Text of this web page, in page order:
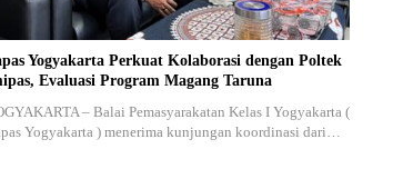
Yogyakarta Perkuat Kolaborasi dengan Poltek
Evaluasi Program Magang Taruna
– Balai Pemasyarakatan Kelas I Yogyakarta (
Yogyakarta ) menerima kunjungan koordinasi dari…